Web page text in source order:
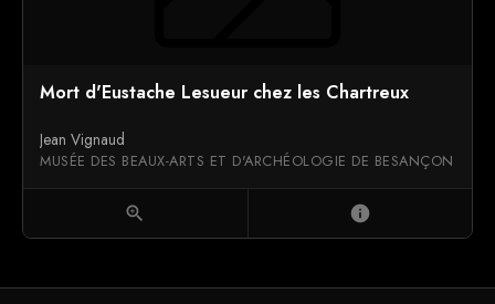
Mort d'Eustache Lesueur chez les Chartreux
Jean Vignaud
MUSÉE DES BEAUX-ARTS ET D'ARCHÉOLOGIE DE BESANÇON
zoom_in info